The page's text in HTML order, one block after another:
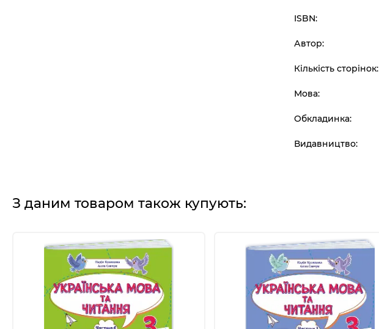
ISBN:
Автор:
Кількість сторінок:
Мова:
Обкладинка:
Видавництво:
З даним товаром також купують: